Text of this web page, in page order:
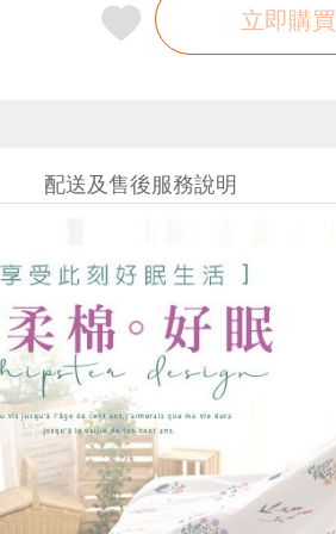
立即購買
配送及售後服務說明